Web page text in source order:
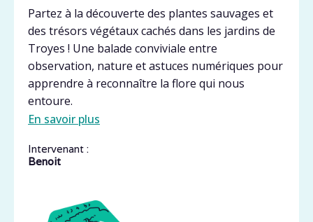
Partez à la découverte des plantes sauvages et
des trésors végétaux cachés dans les jardins de
Troyes ! Une balade conviviale entre
observation, nature et astuces numériques pour
apprendre à reconnaître la flore qui nous
entoure.
En savoir plus
Intervenant :
Benoit